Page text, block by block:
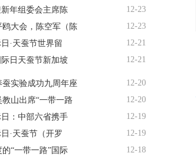
年组委会主席陈
12-23
大会，陈空军（陈
12-23
·天蚕节世界留
12-21
日天蚕节新加坡
12-21
蚕实验成功九周年座
12-20
山出席“一带一路
12-20
日：中部六省携手
12-19
·天蚕节（开罗
12-19
“一带一路”国际
12-18